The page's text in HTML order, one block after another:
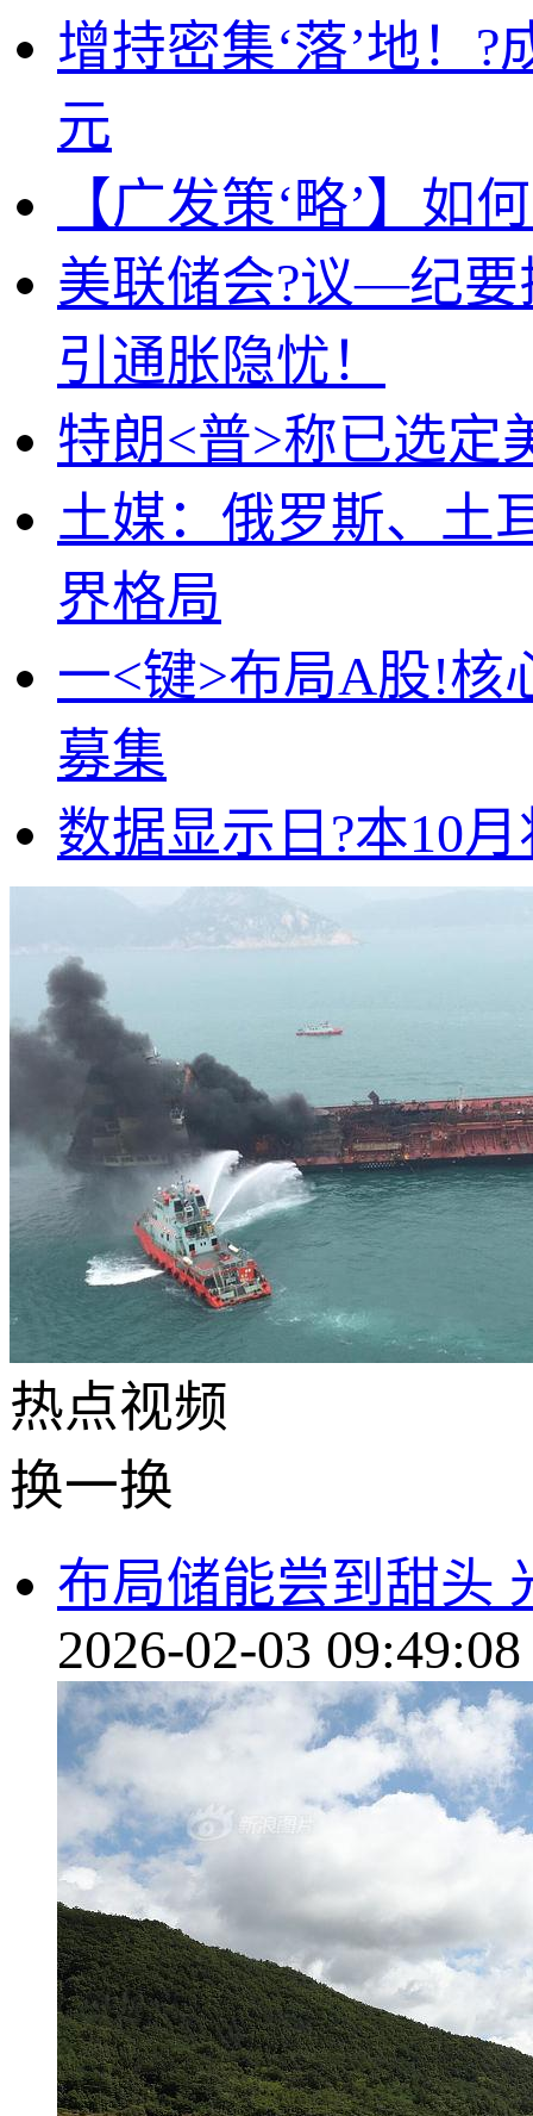
增持密集‘落’地！
元
【广发策‘略’】如
美联储会?议—纪要
引通胀隐忧！
特朗<普>称已选定
土媒：俄罗斯、土
界格局
一<键>布局A股!核
募集
数据显示日?本10
热点视频
换一换
布局储能尝到甜头
2026-02-03 09:49:08